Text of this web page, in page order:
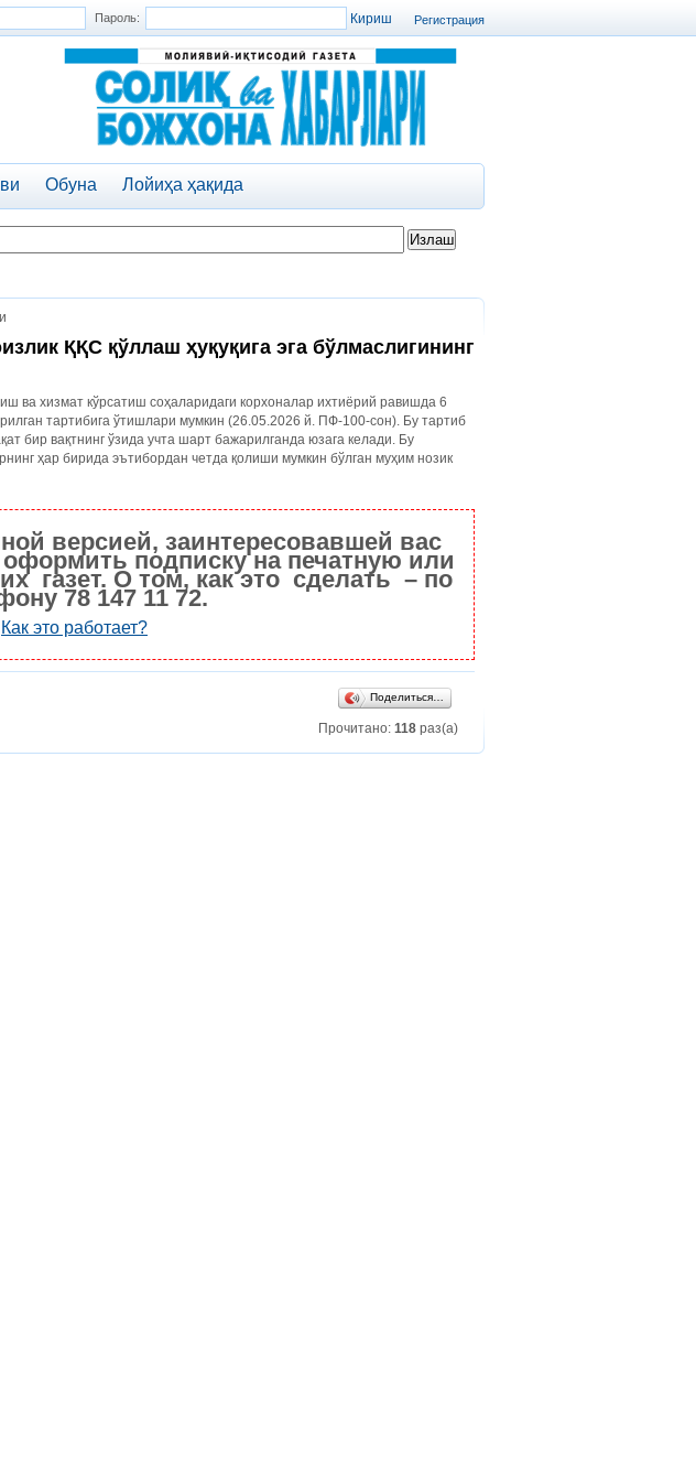
Регистрация
Пароль:
Обуна Лойиҳа ҳақида
ҚҚС қўллаш ҳуқуқига эга бўлмаслигининг
ва хизмат кўрсатиш соҳаларидаги корхоналар ихтиёрий равишда 6
тартибига ўтишлари мумкин (26.05.2026 й. ПФ-100-сон). Бу тартиб
бир вақтнинг ўзида учта шарт бажарилганда юзага келади. Бу
ҳар бирида эътибордан четда қолиши мумкин бўлган муҳим нозик
версией, заинтересовавшей вас
подписку на печатную или
газет. О том, как это сделать – по
78 147 11 72.
Как это работает?
Поделиться…
Прочитано: 118 раз(а)